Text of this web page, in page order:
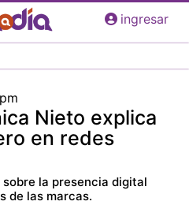
Pasar
al
principal
ingresar
Nieto explica
en redes
la presencia digital
de las marcas.